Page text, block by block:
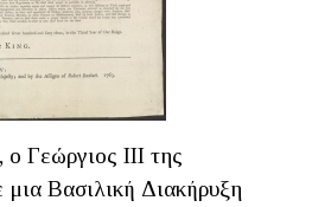
Γεώργιος ΙΙΙ της
μια Βασιλική Διακήρυξη